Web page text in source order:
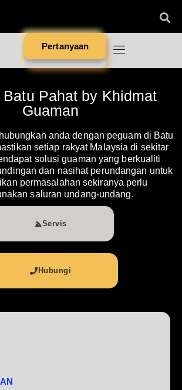
Pertanyaan
Batu Pahat by Khidmat
Guaman
anda dengan peguam di Batu
setiap rakyat Malaysia di sekitar
solusi guaman yang berkualiti
dan nasihat perundangan untuk
permasalahan sekiranya perlu
saluran undang-undang.
Servis
Hubungi